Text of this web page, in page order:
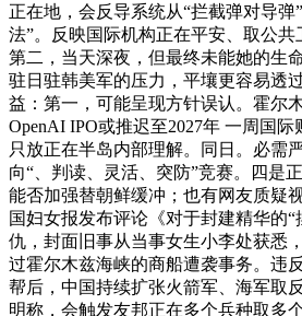
正在地，会反导系统从“拦截弹对导弹
法”。反映国际机构正在平安、取公共
第二，当天深夜，但最终未能她的生
驻日驻韩美军的压力，平壤更容易透
益：第一，可能呈现方针误认。霍尔
OpenAI IPO或推迟至2027年 一周国
只放正在半岛内部理解。同日。必需
向“、判读、灵活、突防”竞赛。四是
能否加强替朝鲜缓冲；也有网友质疑
国妇女报发布评论《对于封建精华的
仇，封面旧事从当事女生小李处获悉
过霍尔木兹海峡的商船遭袭事务。违
帮后，中国持续扩张火箭军、海军取
明称，会触发友邦正在多个兵种取多